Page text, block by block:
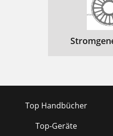
Top Handbücher
Top-Geräte